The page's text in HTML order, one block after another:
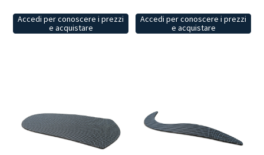
Accedi per conoscere i prezzi
e acquistare
Accedi per conoscere i prezzi
e acquistare